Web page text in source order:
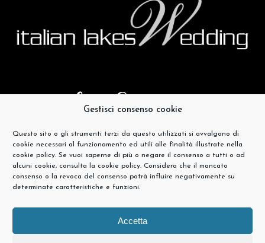
Gestisci consenso cookie
Questo sito o gli strumenti terzi da questo utilizzati si avvalgono di
cookie necessari al funzionamento ed utili alle finalità illustrate nella
cookie policy. Se vuoi saperne di più o negare il consenso a tutti o ad
alcuni cookie, consulta la cookie policy. Considera che il mancato
consenso o la revoca del consenso potrà influire negativamente su
determinate caratteristiche e funzioni.
Accetta